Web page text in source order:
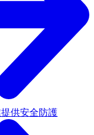
供安全防護